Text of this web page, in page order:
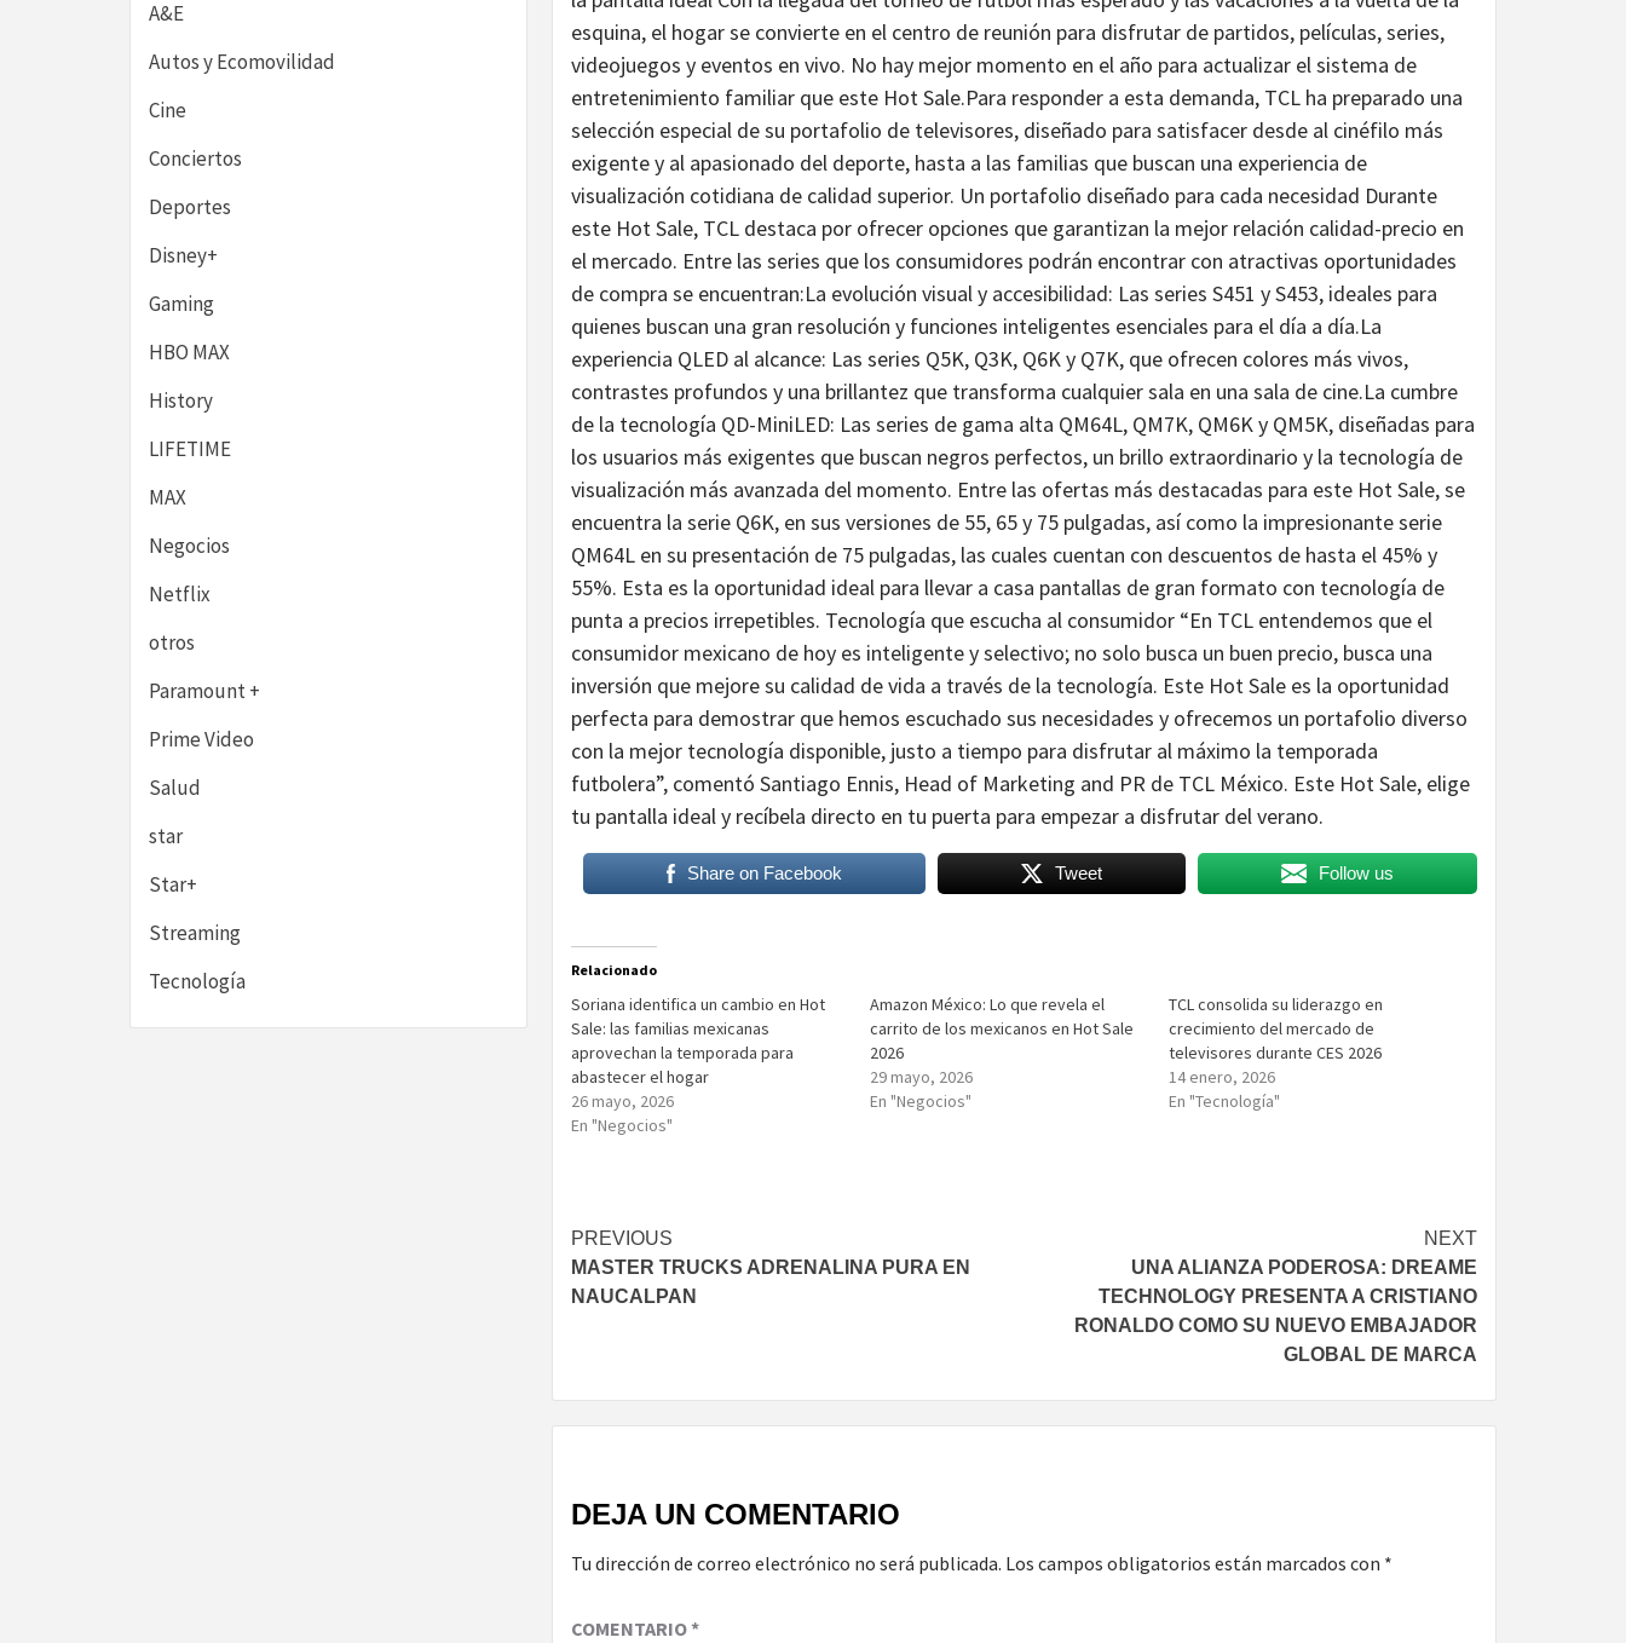
esquina, el hogar se convierte en el centro de reunión para disfrutar de partidos, películas, series,
videojuegos y eventos en vivo. No hay mejor momento en el año para actualizar el sistema de
entretenimiento familiar que este Hot Sale.Para responder a esta demanda, TCL ha preparado una
selección especial de su portafolio de televisores, diseñado para satisfacer desde al cinéfilo más
exigente y al apasionado del deporte, hasta a las familias que buscan una experiencia de
visualización cotidiana de calidad superior. Un portafolio diseñado para cada necesidad Durante
este Hot Sale, TCL destaca por ofrecer opciones que garantizan la mejor relación calidad-precio en
el mercado. Entre las series que los consumidores podrán encontrar con atractivas oportunidades
de compra se encuentran:La evolución visual y accesibilidad: Las series S451 y S453, ideales para
quienes buscan una gran resolución y funciones inteligentes esenciales para el día a día.La
experiencia QLED al alcance: Las series Q5K, Q3K, Q6K y Q7K, que ofrecen colores más vivos,
contrastes profundos y una brillantez que transforma cualquier sala en una sala de cine.La cumbre
de la tecnología QD-MiniLED: Las series de gama alta QM64L, QM7K, QM6K y QM5K, diseñadas para
los usuarios más exigentes que buscan negros perfectos, un brillo extraordinario y la tecnología de
visualización más avanzada del momento. Entre las ofertas más destacadas para este Hot Sale, se
encuentra la serie Q6K, en sus versiones de 55, 65 y 75 pulgadas, así como la impresionante serie
QM64L en su presentación de 75 pulgadas, las cuales cuentan con descuentos de hasta el 45% y
55%. Esta es la oportunidad ideal para llevar a casa pantallas de gran formato con tecnología de
punta a precios irrepetibles. Tecnología que escucha al consumidor “En TCL entendemos que el
consumidor mexicano de hoy es inteligente y selectivo; no solo busca un buen precio, busca una
inversión que mejore su calidad de vida a través de la tecnología. Este Hot Sale es la oportunidad
perfecta para demostrar que hemos escuchado sus necesidades y ofrecemos un portafolio diverso
con la mejor tecnología disponible, justo a tiempo para disfrutar al máximo la temporada
futbolera”, comentó Santiago Ennis, Head of Marketing and PR de TCL México. Este Hot Sale, elige
tu pantalla ideal y recíbela directo en tu puerta para empezar a disfrutar del verano.
Share on Facebook Tweet Follow us
Relacionado
Soriana identifica un cambio en Hot
Sale: las familias mexicanas
aprovechan la temporada para
abastecer el hogar
26 mayo, 2026
En "Negocios"
Amazon México: Lo que revela el
carrito de los mexicanos en Hot Sale
2026
29 mayo, 2026
En "Negocios"
TCL consolida su liderazgo en
crecimiento del mercado de
televisores durante CES 2026
14 enero, 2026
En "Tecnología"
Post
navigation
PREVIOUS
MASTER TRUCKS ADRENALINA PURA EN
NAUCALPAN
NEXT
UNA ALIANZA PODEROSA: DREAME
TECHNOLOGY PRESENTA A CRISTIANO
RONALDO COMO SU NUEVO EMBAJADOR
GLOBAL DE MARCA
DEJA UN COMENTARIO
Tu dirección de correo electrónico no será publicada. Los campos obligatorios están marcados con *
COMENTARIO*
A&E
Autos y Ecomovilidad
Cine
Conciertos
Deportes
Disney+
Gaming
HBO MAX
History
LIFETIME
MAX
Negocios
Netflix
otros
Paramount +
Prime Video
Salud
star
Star+
Streaming
Tecnología